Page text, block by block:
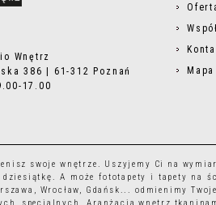
Wnętrz
386 | 61-312 Poznań
17.00
swoje wnętrze. Uszyjemy Ci na
dziesiątkę. A możefototapety i tapety na
Wrocław, Gdańsk... odmienimy